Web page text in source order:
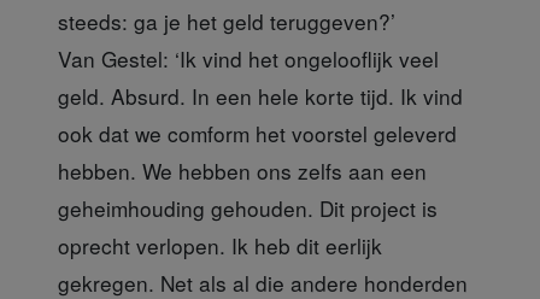
steeds: ga je het geld teruggeven?’
Van Gestel: ‘Ik vind het ongelooflijk veel
geld. Absurd. In een hele korte tijd. Ik vind
ook dat we comform het voorstel geleverd
hebben. We hebben ons zelfs aan een
geheimhouding gehouden. Dit project is
oprecht verlopen. Ik heb dit eerlijk
gekregen. Net als al die andere honderden